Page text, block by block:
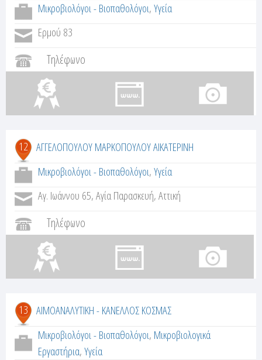
Μικροβιολόγοι - Βιοπαθολόγοι,Υγεία
Ερμού 83
Τηλέφωνο
12 ΑΓΓΕΛΟΠΟΥΛΟΥ ΜΑΡΚΟΠΟΥΛΟΥ ΑΙΚΑΤΕΡΙΝΗ
Μικροβιολόγοι - Βιοπαθολόγοι,Υγεία
Αγ. Ιωάννου 65, Αγία Παρασκευή, Αττική
Τηλέφωνο
13 ΑΙΜΟΑΝΑΛΥΤΙΚΗ - ΚΑΝΕΛΛΟΣ ΚΟΣΜΑΣ
Μικροβιολόγοι - Βιοπαθολόγοι, Μικροβιολογικά
Εργαστήρια,Υγεία